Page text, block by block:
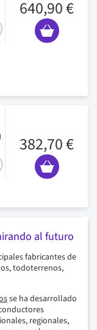
640,90 €
382,70 €
al futuro
fabricantes de
todoterrenos,
se ha desarrollado
regionales,